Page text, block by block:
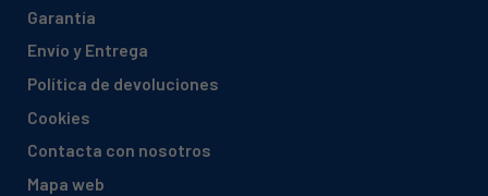
INDESIT, EWD71452WUK
Garantía
Envío y Entrega
Política de devoluciones
Cookies
Contacta con nosotros
Mapa web